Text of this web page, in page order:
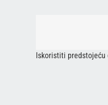
Iskoristiti